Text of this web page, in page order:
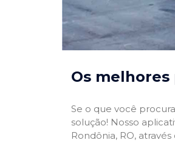
Os
Se o que você
solução! Nosso
Rondônia, RO,